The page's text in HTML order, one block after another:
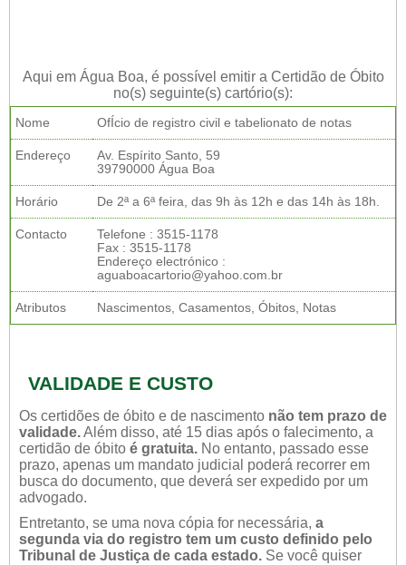
Aqui em Água Boa, é possível emitir a Certidão de Óbito
no(s) seguinte(s) cartório(s):
Nome OfÍcio de registro civil e tabelionato de notas
Endereço
Av. Espírito Santo, 59
39790000 Água Boa
Horário De 2ª a 6ª feira, das 9h às 12h e das 14h às 18h.
Contacto
Telefone : 3515-1178
Fax : 3515-1178
Endereço electrónico :
aguaboacartorio@yahoo.com.br
Atributos Nascimentos, Casamentos, Óbitos, Notas
VALIDADE E CUSTO
Os certidões de óbito e de nascimento não tem prazo de
validade.Além disso, até 15 dias após o falecimento, a
certidão de óbito é gratuita. No entanto, passado esse
prazo, apenas um mandato judicial poderá recorrer em
busca do documento, que deverá ser expedido por um
advogado.
Entretanto, se uma nova cópia for necessária, a
segunda via do registro tem um custo definido pelo
Tribunal de Justiça de cada estado. Se você quiser